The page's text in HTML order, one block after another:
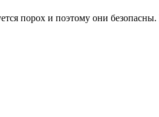
порох и поэтому они